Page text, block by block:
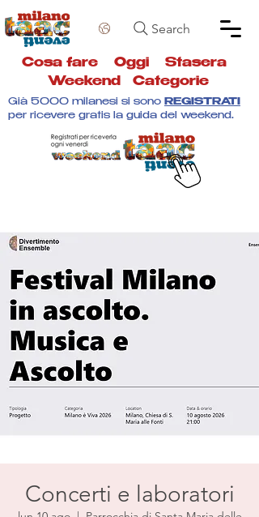
Search
Cosa fare Oggi Stasera
Weekend
Categorie
Già 5000 milanesi si sono REGISTRATI
per ricevere gratis la guida del weekend.
Concerti e laboratori